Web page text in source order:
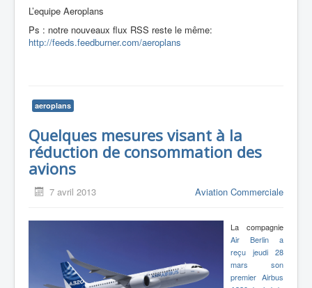
L’equipe Aeroplans
Ps : notre nouveaux flux RSS reste le même:
http://feeds.feedburner.com/aeroplans
aeroplans
Quelques mesures visant à la
réduction de consommation des
avions
7 avril 2013 Aviation Commerciale
La compagnie
Air Berlin a
reçu jeudi 28
mars son
premier Airbus